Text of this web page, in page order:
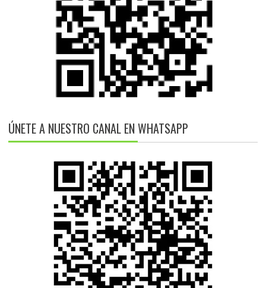
ÚNETE A NUESTRO CANAL EN WHATSAPP